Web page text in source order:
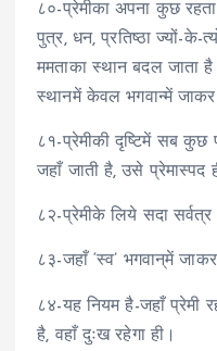
८०-प्रेमीका अपना कुछ
पुत्र, धन, प्रतिष्ठा ज्यों-के-
ममताका स्थान बदल
स्थानमें केवल भगवान्में जाकर
८१-प्रेमीकी दृष्टिमें सब कुछ
जहाँ जाती है, उसे प्रेमास्पद
८२-प्रेमीके लिये सदा
८३-जहाँ ‘स्व’ भगवान्‌में
८४-यह नियम है-जहाँ प्रेमी
है, वहाँ दुःख रहेगा ही।